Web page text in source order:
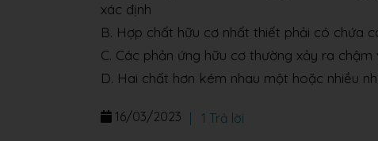
xác định
B. Hợp chất hữu cơ nhất thiết phải có chứa
C. Các phản ứng hữu cơ thường xảy ra
D. Hai chất hơn kém nhau một hoặc nhiều
16/03/2023 1 Trả lời